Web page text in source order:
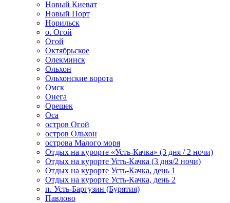
Новый Киеват
Новый Порт
Норильск
о. Огой
Огой
Октябрьское
Олекминск
Ольхон
Ольхонские ворота
Омск
Онега
Орешек
Оса
остров Огой
остров Ольхон
острова Малого моря
Отдых на курорте «Усть-Качка» (3 дня / 2 ночи)
Отдых на курорте Усть-Качка (3 дня/2 ночи)
Отдых на курорте Усть-Качка, день 1
Отдых на курорте Усть-Качка, день 2
п. Усть-Баргузин (Бурятия)
Павлово